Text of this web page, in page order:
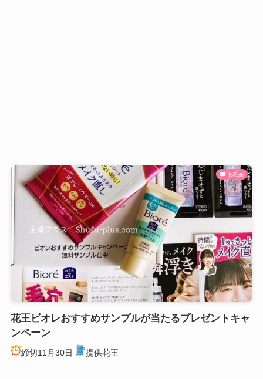
化粧品
花王ビオレおすすめサンプルが当たるプレゼントキャ
ンペーン
締切11月30日 提供花王